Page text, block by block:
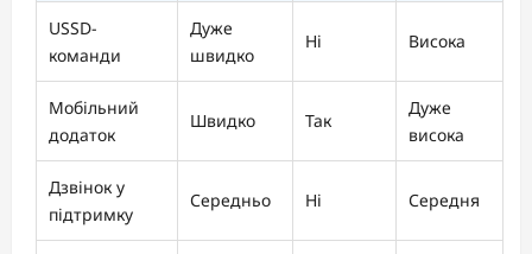
USSD-
команди
Дуже
швидко
Ні Висока
Мобільний
додаток
Швидко Так
Дуже
висока
Дзвінок у
підтримку
Середньо Ні Середня